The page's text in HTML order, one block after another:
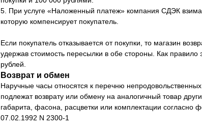
5. При услуге «Наложенный платеж» компания СДЭК
которую компенсирует покупатель.
Если покупатель отказывается от покупки, то магазин
удержав стоимость пересылки в обе стороны. Как правило
рублей.
Возврат и обмен
Наручные часы относятся к перечню
подлежат возврату или обмену на аналогичный товар
габарита, фасона, расцветки или комплектации согласно
07.02.1992 N 2300-1